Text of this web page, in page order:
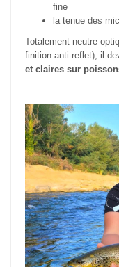
fine
la tenue des
Totalement neutre
finition anti-reflet), il
et claires sur